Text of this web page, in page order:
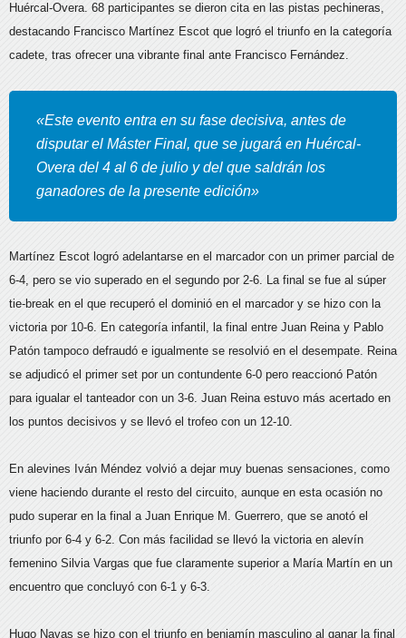
Huércal-Overa. 68 participantes se dieron cita en las pistas pechineras,
destacando Francisco Martínez Escot que logró el triunfo en la categoría
cadete, tras ofrecer una vibrante final ante Francisco Fernández.
«Este evento entra en su fase decisiva, antes de
disputar el Máster Final, que se jugará en Huércal-
Overa del 4 al 6 de julio y del que saldrán los
ganadores de la presente edición»
Martínez Escot logró adelantarse en el marcador con un primer parcial de
6-4, pero se vio superado en el segundo por 2-6. La final se fue al súper
tie-break en el que recuperó el dominió en el marcador y se hizo con la
victoria por 10-6. En categoría infantil, la final entre Juan Reina y Pablo
Patón tampoco defraudó e igualmente se resolvió en el desempate. Reina
se adjudicó el primer set por un contundente 6-0 pero reaccionó Patón
para igualar el tanteador con un 3-6. Juan Reina estuvo más acertado en
los puntos decisivos y se llevó el trofeo con un 12-10.
En alevines Iván Méndez volvió a dejar muy buenas sensaciones, como
viene haciendo durante el resto del circuito, aunque en esta ocasión no
pudo superar en la final a Juan Enrique M. Guerrero, que se anotó el
triunfo por 6-4 y 6-2. Con más facilidad se llevó la victoria en alevín
femenino Silvia Vargas que fue claramente superior a María Martín en un
encuentro que concluyó con 6-1 y 6-3.
Hugo Navas se hizo con el triunfo en benjamín masculino al ganar la final